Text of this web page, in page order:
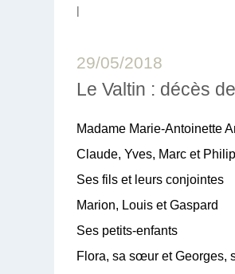
|
29/05/2018
Le Valtin : décès
Madame Marie-Antoinette
Claude, Yves, Marc et
Ses fils et leurs conjointes
Marion, Louis et Gaspard
Ses petits-enfants
Flora, sa sœur et Georges,